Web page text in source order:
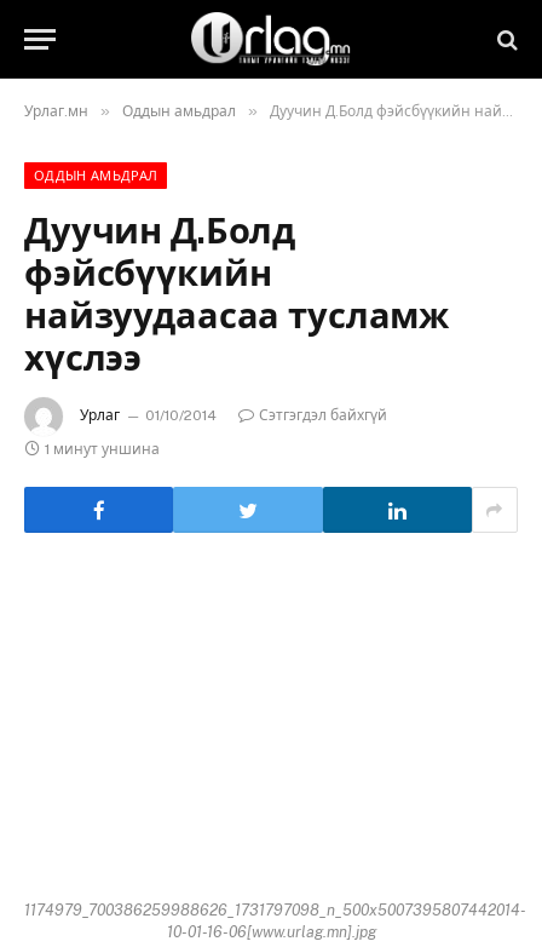
Урлаг.мн » Оддын амьдрал » Дуучин Д.Болд фэйсбүүкийн найзуудаасаа тусламж хүслээ
ОДДЫН АМЬДРАЛ
Дуучин Д.Болд
фэйсбүүкийн
найзуудаасаа тусламж
хүслээ
Урлаг 01/10/2014
Сэтгэгдэл байхгүй
1 минут уншина
1174979_700386259988626_1731797098_n_500x5007395807442014-
10-01-16-06[www.urlag.mn].jpg